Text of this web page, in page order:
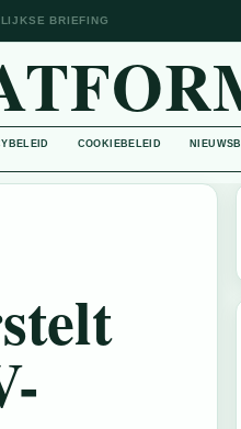
BRIEFING
COOKIEBELEID